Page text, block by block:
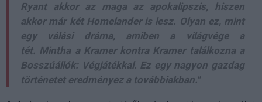
Ryant akkor az maga az apokalipszis, hiszen
akkor már két Homelander is lesz. Olyan ez, mint
egy válási dráma, amiben a világvége a
tét. Mintha a Kramer kontra Kramer találkozna a
Bosszúállók: Végjátékkal. Ez egy nagyon gazdag
történetet eredményez a továbbiakban."